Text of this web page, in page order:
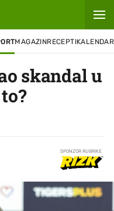
MAGAZINRECEPTIKALENDAR
skandal u
SPONZOR RUBRIKE